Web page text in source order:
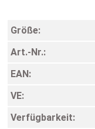
Größe:
Art.-Nr.:
EAN:
VE:
Verfügbarkeit: